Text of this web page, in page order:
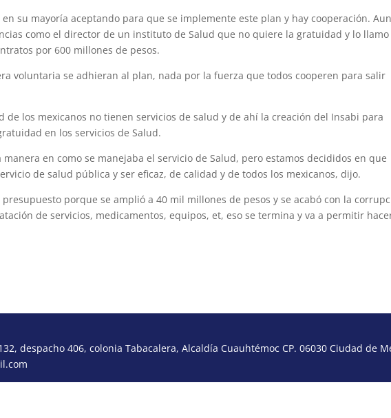
su mayoría aceptando para que se implemente este plan y hay cooperación.
como el director de un instituto de Salud que no quiere la gratuidad y lo llamo
por 600 millones de pesos.
voluntaria se adhieran al plan, nada por la fuerza que todos cooperen para salir
de los mexicanos no tienen servicios de salud y de ahí la creación del Insabi para
en los servicios de Salud.
en como se manejaba el servicio de Salud, pero estamos decididos en que
de salud pública y ser eficaz, de calidad y de todos los mexicanos, dijo.
porque se amplió a 40 mil millones de pesos y se acabó con la
de servicios, medicamentos, equipos, et, eso se termina y va a permitir
despacho 406, colonia Tabacalera, Alcaldía Cuauhtémoc CP. 06030 Ciudad de